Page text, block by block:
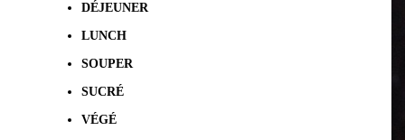
DÉJEUNER
LUNCH
SOUPER
SUCRÉ
VÉGÉ